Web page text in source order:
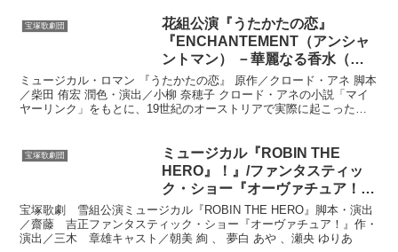
宝塚歌劇団
花組公演『うたかたの恋』
『ENCHANTEMENT（アンシャ
ントマン） －華麗なる香水（パ
ルファン）－』のレビュー・口コ
ミ
ミュージカル・ロマン 『うたかたの恋』 原作／クロード・アネ 脚本
／柴田 侑宏 潤色・演出／小柳 奈穂子 クロード・アネの小説「マイ
ヤーリンク」をもとに、19世紀のオーストリアで実際に起こった皇
宝塚歌劇団
ミュージカル『ROBIN THE
HERO』！』/ファンタスティッ
ク・ショー『オーヴァチュア！』
のレビュー・口コミ
宝塚歌劇 雪組公演ミュージカル『ROBIN THE HERO』脚本・演出
／齋藤 吉正ファンタスティック・ショー『オーヴァチュア！』作・
演出／三木 章雄キャスト／朝美 絢 、 夢白 あや 、瀬央 ゆりあ